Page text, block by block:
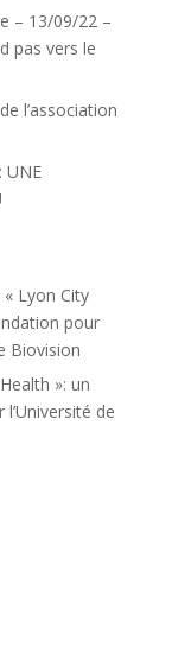
– 13/09/22 –
pas vers le
l’association
UNE
« Lyon City
pour
Biovision
»: un
de